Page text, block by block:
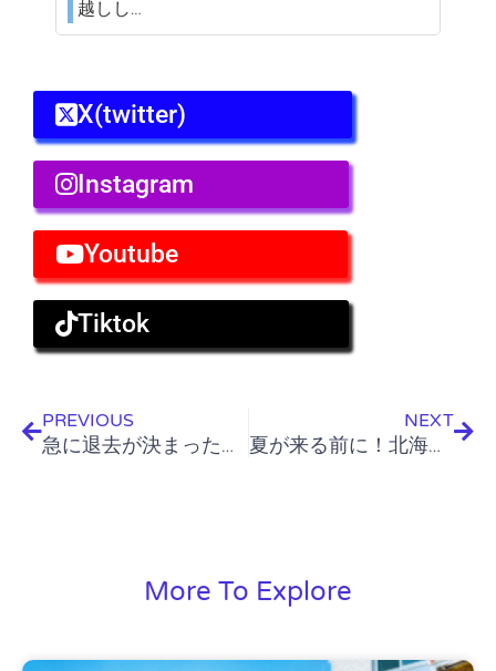
越しし…
X(twitter)
Instagram
Youtube
Tiktok
PREVIOUS
急に退去が決まったら？訳あり引越しは今すぐ駆けつけます
NEXT
夏が来る前に！北海道の「実家の片付け」を5月〜6月に進めるべき3つの理由
More To Explore